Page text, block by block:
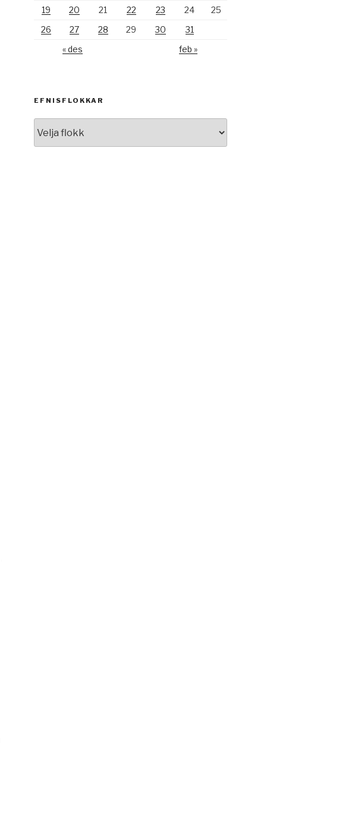
19
20 21 22 23 24
25
26
27 28 29 30
31
« des
feb »
EFNISFLOKKAR